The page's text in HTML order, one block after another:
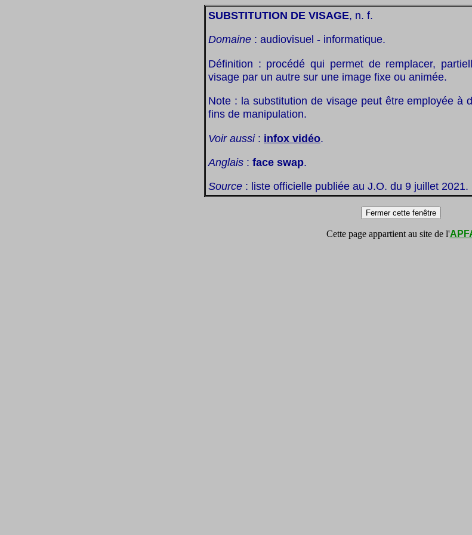
SUBSTITUTION DE VISAGE, n. f.
Domaine : audiovisuel - informatique.
Définition : procédé qui permet de remplacer,
visage par un autre sur une image fixe ou animée.
Note : la substitution de visage peut être employée à
fins de manipulation.
Voir aussi: infox vidéo.
Anglais : face swap.
Source : liste officielle publiée au J.O. du 9 juillet 2021.
Cette page appartient au site de l'